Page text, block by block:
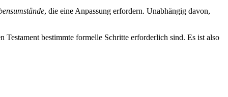
, die eine Anpassung erfordern. Unabhängig davon,
bestimmte formelle Schritte erforderlich sind. Es ist also